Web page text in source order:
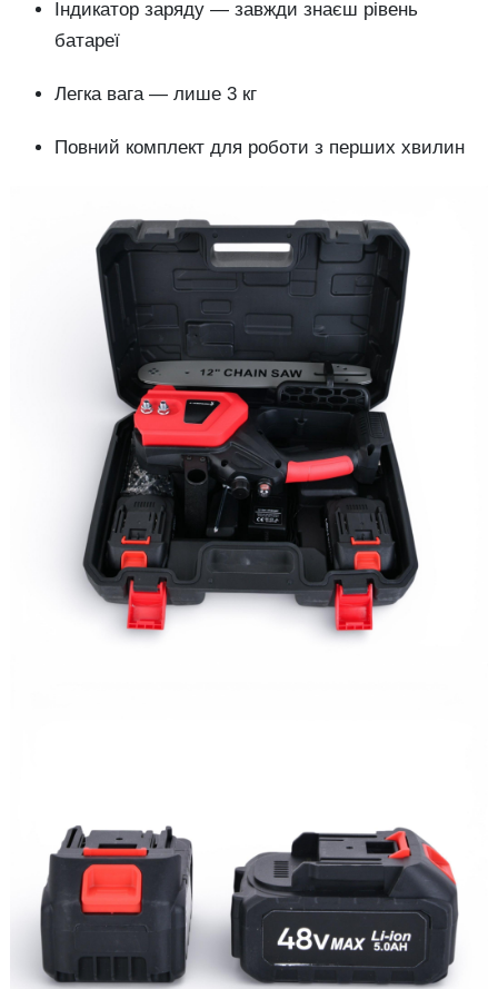
Індикатор заряду — завжди знаєш рівень
батареї
Легка вага — лише 3 кг
Повний комплект для роботи з перших хвилин